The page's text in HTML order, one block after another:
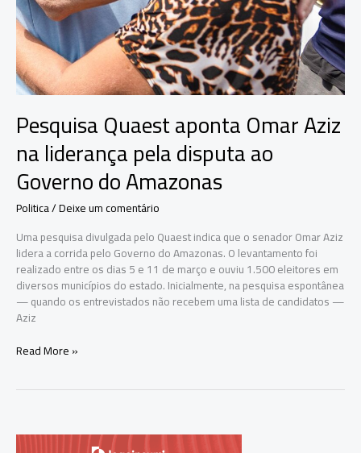
Pesquisa Quaest aponta Omar Aziz
na liderança pela disputa ao
Governo do Amazonas
Politica/Deixe um comentário
Uma pesquisa divulgada pelo Quaest indica que o senador Omar Aziz
lidera a corrida pelo Governo do Amazonas. O levantamento foi
realizado entre os dias 5 e 11 de março e ouviu 1.500 eleitores em
diversos municípios do estado. Inicialmente, na pesquisa espontânea
— quando os entrevistados não recebem uma lista de candidatos —
Aziz
Pesquisa
na
Read More »